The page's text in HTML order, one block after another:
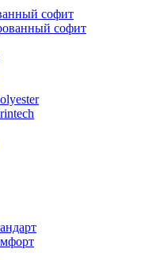
софит
софит